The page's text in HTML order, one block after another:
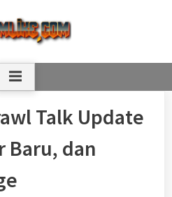
Talk Update
Baru, dan